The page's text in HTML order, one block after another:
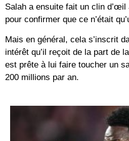
Salah a ensuite fait un clin
pour confirmer que ce n’était
Mais en général, cela s’inscrit
intérêt qu’il reçoit de la part de
est prête à lui faire toucher un
200 millions par an.